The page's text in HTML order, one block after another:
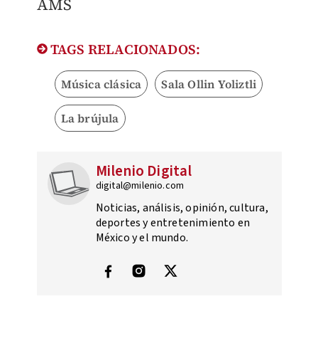
AMS
TAGS RELACIONADOS:
Música clásica Sala Ollin Yoliztli
La brújula
Milenio Digital
digital@milenio.com
Noticias, análisis, opinión, cultura,
deportes y entretenimiento en
México y el mundo.